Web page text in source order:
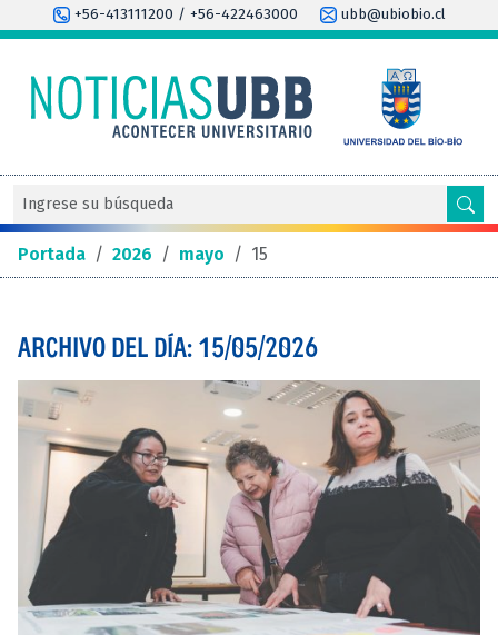
+56-413111200 / +56-422463000 ubb@ubiobio.cl
Portada / 2026 / mayo / 15
ARCHIVO DEL DÍA: 15/05/2026